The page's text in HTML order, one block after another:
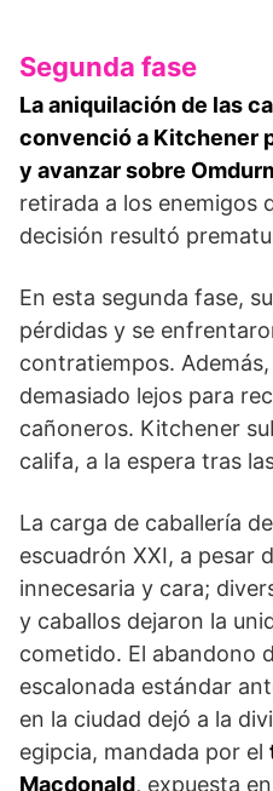
Segunda fase
La aniquilación de las
conven­ció a Kitchener
y avanzar sobre
retirada a los enemigos
decisión resultó
En esta segunda fase,
pérdidas y se
contratiempos.
demasiado lejos para
cañoneros. Kitchener
califa, a la espera tras
La carga de caballería
escuadrón XXI, a pesar
innecesaria y cara;
y caballos dejaron la
cometido. El abandono
escalonada están­dar
en la ciudad dejó a la
egipcia, mandada por el
Macdonald, expuesta